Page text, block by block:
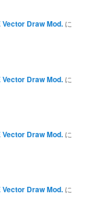
Vector Draw Mod. に
Vector Draw Mod. に
Vector Draw Mod. に
Vector Draw Mod. に